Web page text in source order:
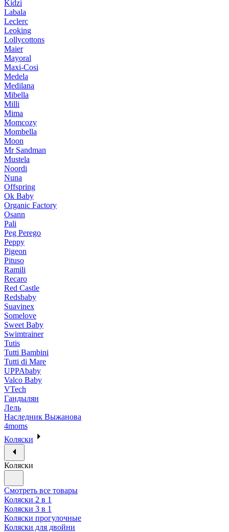
Kidzi
Labala
Leclerc
Leoking
Lollycottons
Maier
Mayoral
Maxi-Cosi
Medela
Medilana
Mibella
Milli
Mima
Momcozy
Mombella
Moon
Mr Sandman
Mustela
Noordi
Nuna
Offspring
Ok Baby
Organic Factory
Osann
Pali
Peg Perego
Peppy
Pigeon
Pituso
Ramili
Recaro
Red Castle
Redsbaby
Suavinex
Somelove
Sweet Baby
Swimtrainer
Tutis
Tutti Bambini
Tutti di Mare
UPPAbaby
Valco Baby
VTech
Гандылян
Лель
Наследник Выжанова
4moms
Коляски
Коляски
Смотреть все товары
Коляски 2 в 1
Коляски 3 в 1
Коляски прогулочные
Коляски для двойни